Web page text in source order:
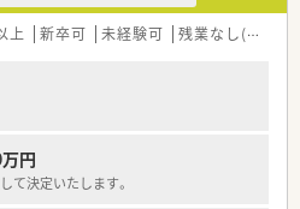
。
の機能に加えて、OTC薬や健康食品、介
康サポート薬局」についても、認定の
処方せん枚数を20～30枚に抑えるこ
で業務を割り振り、薬剤師の負荷を軽
上 新卒可 未経験可 残業なし(ほぼなし含む)
円
て決定いたします。